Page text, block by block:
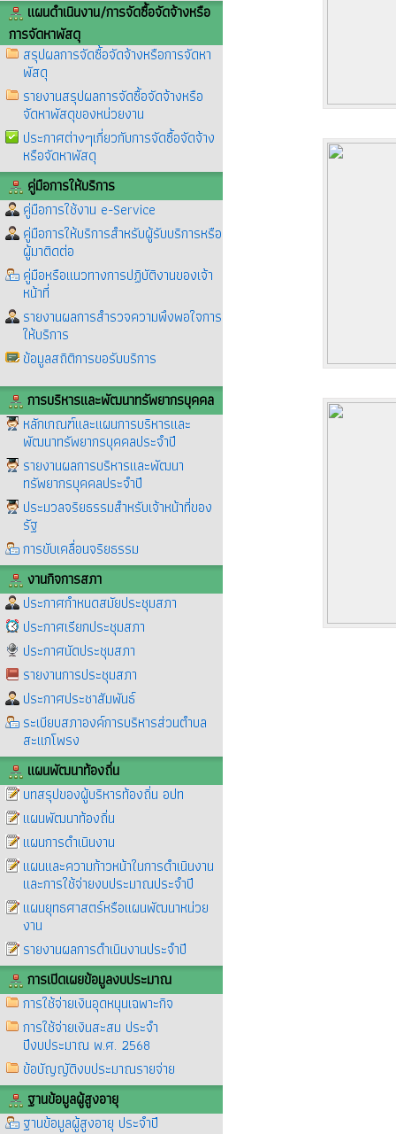
แผนดำเนินงาน/การจัดซื้อจัดจ้างหรือ
การจัดหาพัสดุ
สรุปผลการจัดซื้อจัดจ้างหรือการจัดหา
พัสดุ
รายงานสรุปผลการจัดซื้อจัดจ้างหรือ
จัดหาพัสดุของหน่วยงาน
ประกาศต่างๆเกี่ยวกับการจัดซื้อจัดจ้าง
หรือจัดหาพัสดุ
คู่มือการให้บริการ
คู่มือการใช้งาน e-Service
คู่มือการให้บริการสำหรับผู้รับบริการหรือ
ผู้มาติดต่อ
คู่มือหรือแนวทางการปฏิบัติงานของเจ้า
หน้าที่
รายงานผลการสำรวจความพึงพอใจการ
ให้บริการ
ข้อมูลสถิติการขอรับบริการ
การบริหารและพัฒนาทรัพยากรบุคคล
หลักเกณฑ์และแผนการบริหารและ
พัฒนาทรัพยากรบุคคลประจำปี
รายงานผลการบริหารและพัฒนา
ทรัพยากรบุคคลประจำปี
ประมวลจริยธรรมสำหรับเจ้าหน้าที่ของ
รัฐ
การขับเคลื่อนจริยธรรม
งานกิจการสภา
ประกาศกำหนดสมัยประชุมสภา
ประกาศเรียกประชุมสภา
ประกาศนัดประชุมสภา
รายงานการประชุมสภา
ประกาศประชาสัมพันธ์
ระเบียบสภาองค์การบริหารส่วนตำบล
สะแกโพรง
แผนพัฒนาท้องถิ่น
บทสรุปของผู้บริหารท้องถิ่น อปท
แผนพัฒนาท้องถิ่น
แผนการดำเนินงาน
แผนและความก้าวหน้าในการดำเนินงาน
และการใช้จ่ายงบประมาณประจำปี
แผนยุทธศาสตร์หรือแผนพัฒนาหน่วย
งาน
รายงานผลการดำเนินงานประจำปี
การเปิดเผยข้อมูลงบประมาณ
การใช้จ่ายเงินอุดหนุนเฉพาะกิจ
การใช้จ่ายเงินสะสม ประจำ
ปีงบประมาณ พ.ศ. 2568
ข้อบัญญัติงบประมาณรายจ่าย
ฐานข้อมูลผู้สูงอายุ
ฐานข้อมูลผู้สูงอายุ ประจำปี